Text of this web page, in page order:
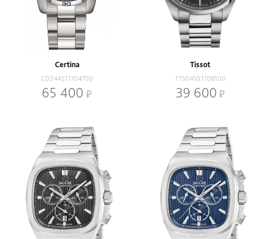
Certina
C0344511104700
65 400
Tissot
T1504101108100
39 600